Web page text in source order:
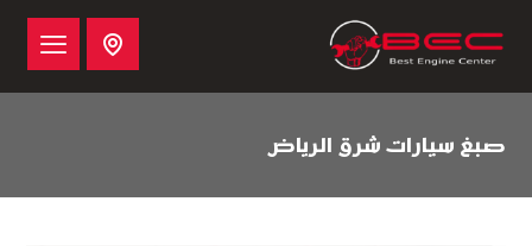
صبغ سيارات شرق الرياض